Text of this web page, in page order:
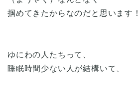
掴めてきたからなのだと思います！
ゆにわの人たちって、
睡眠時間少ない人が結構いて、